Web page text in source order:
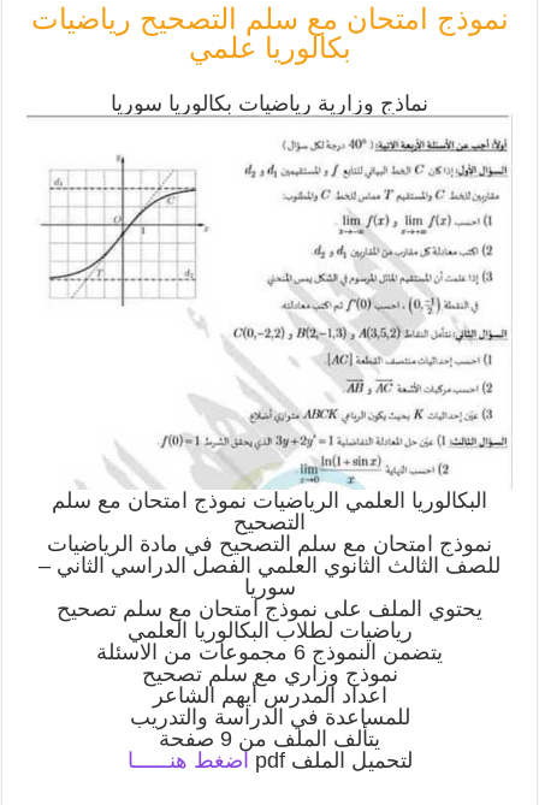
نموذج امتحان مع سلم التصحيح رياضيات
بكالوريا علمي
نماذج وزارية رياضيات بكالوريا سوريا
البكالوريا العلمي الرياضيات نموذج امتحان مع سلم
التصحيح
نموذج امتحان مع سلم التصحيح في مادة الرياضيات
للصف الثالث الثانوي العلمي الفصل الدراسي الثاني –
سوريا
يحتوي الملف على نموذج امتحان مع سلم تصحيح
رياضيات لطلاب البكالوريا العلمي
يتضمن النموذج 6 مجموعات من الاسئلة
نموذج وزاري مع سلم تصحيح
اعداد المدرس أيهم الشاعر
للمساعدة في الدراسة والتدريب
يتألف الملف من 9 صفحة
لتحميل الملف pdf
اضغط هنــــــا